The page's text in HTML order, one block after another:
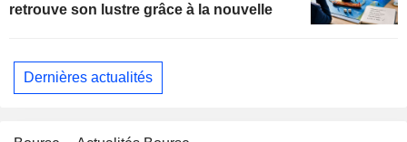
retrouve son lustre grâce à la nouvelle
Dernières actualités